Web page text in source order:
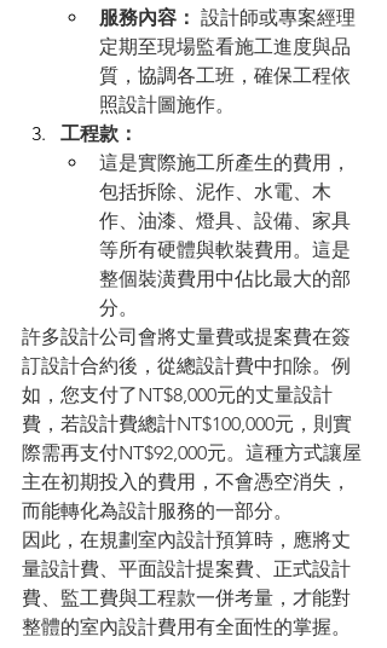
服務內容： 設計師或專案經理
定期至現場監看施工進度與品
質，協調各工班，確保工程依
照設計圖施作。
工程款：
這是實際施工所產生的費用，
包括拆除、泥作、水電、木
作、油漆、燈具、設備、家具
等所有硬體與軟裝費用。這是
整個裝潢費用中佔比最大的部
分。
許多設計公司會將丈量費或提案費在簽
訂設計合約後，從總設計費中扣除。例
如，您支付了NT$8,000元的丈量設計
費，若設計費總計NT$100,000元，則實
際需再支付NT$92,000元。這種方式讓屋
主在初期投入的費用，不會憑空消失，
而能轉化為設計服務的一部分。
因此，在規劃室內設計預算時，應將丈
量設計費、平面設計提案費、正式設計
費、監工費與工程款一併考量，才能對
整體的室內設計費用有全面性的掌握。